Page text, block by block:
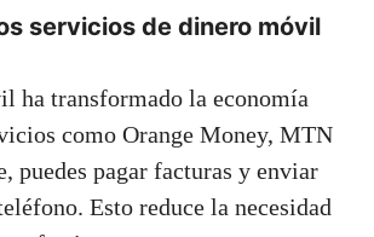
servicios de dinero móvil
ha transformado la economía
como Orange Money, MTN
puedes pagar facturas y enviar
Esto reduce la necesidad